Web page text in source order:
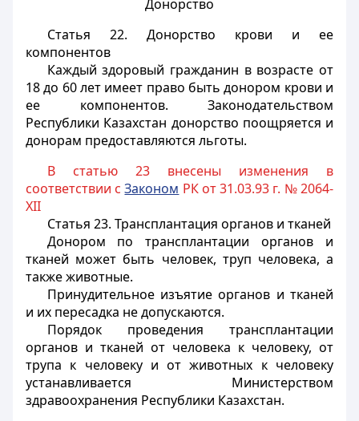
Донорство
Статья 22. Донорство крови и ее
компонентов
Каждый здоровый гражданин в возрасте от
18 до 60 лет имеет право быть донором крови и
ее компонентов. Законодательством
Республики Казахстан донорство поощряется и
донорам предоставляются льготы.
В статью 23 внесены изменения в
соответствии сЗаконом РК от 31.03.93 г. № 2064-
XII
Статья 23. Трансплантация органов и тканей
Донором по трансплантации органов и
тканей может быть человек, труп человека, а
также животные.
Принудительное изъятие органов и тканей
и их пересадка не допускаются.
Порядок проведения трансплантации
органов и тканей от человека к человеку, от
трупа к человеку и от животных к человеку
устанавливается Министерством
здравоохранения Республики Казахстан.